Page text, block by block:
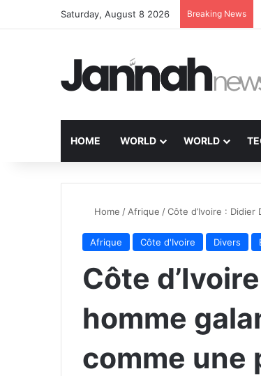
Saturday, August 8 2026 Breaking News
HOME WORLD WORLD
Home / Afrique /Côte d’Ivoire :
Afrique Côte d'Ivoire Divers
Côte
homme
comme une